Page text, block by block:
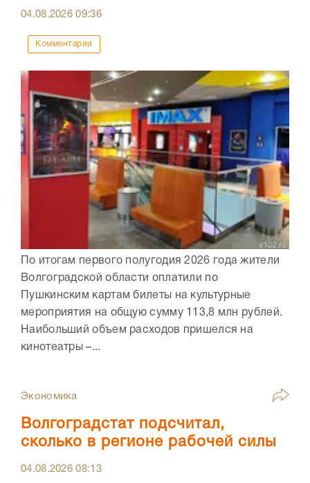
04.08.202609:36
Комментарии
По итогам первого полугодия 2026 года жители
Волгоградской области оплатили по
Пушкинским картам билеты на культурные
мероприятия на общую сумму 113,8 млн рублей.
Наибольший объем расходов пришелся на
кинотеатры –...
Экономика
Волгоградстат подсчитал,
сколько в регионе рабочей силы
04.08.202608:13